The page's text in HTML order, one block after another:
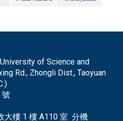
of Science and
Rd., Zhongli Dist., Taoyuan
號
大樓 1 樓 A110 室 分機